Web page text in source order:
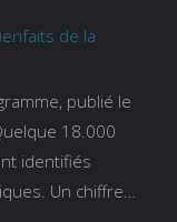
bleu :
emissi
breizh-izel/vos-
le-sommeil
de la
publié le
18.000
identifiés
Un chiffre